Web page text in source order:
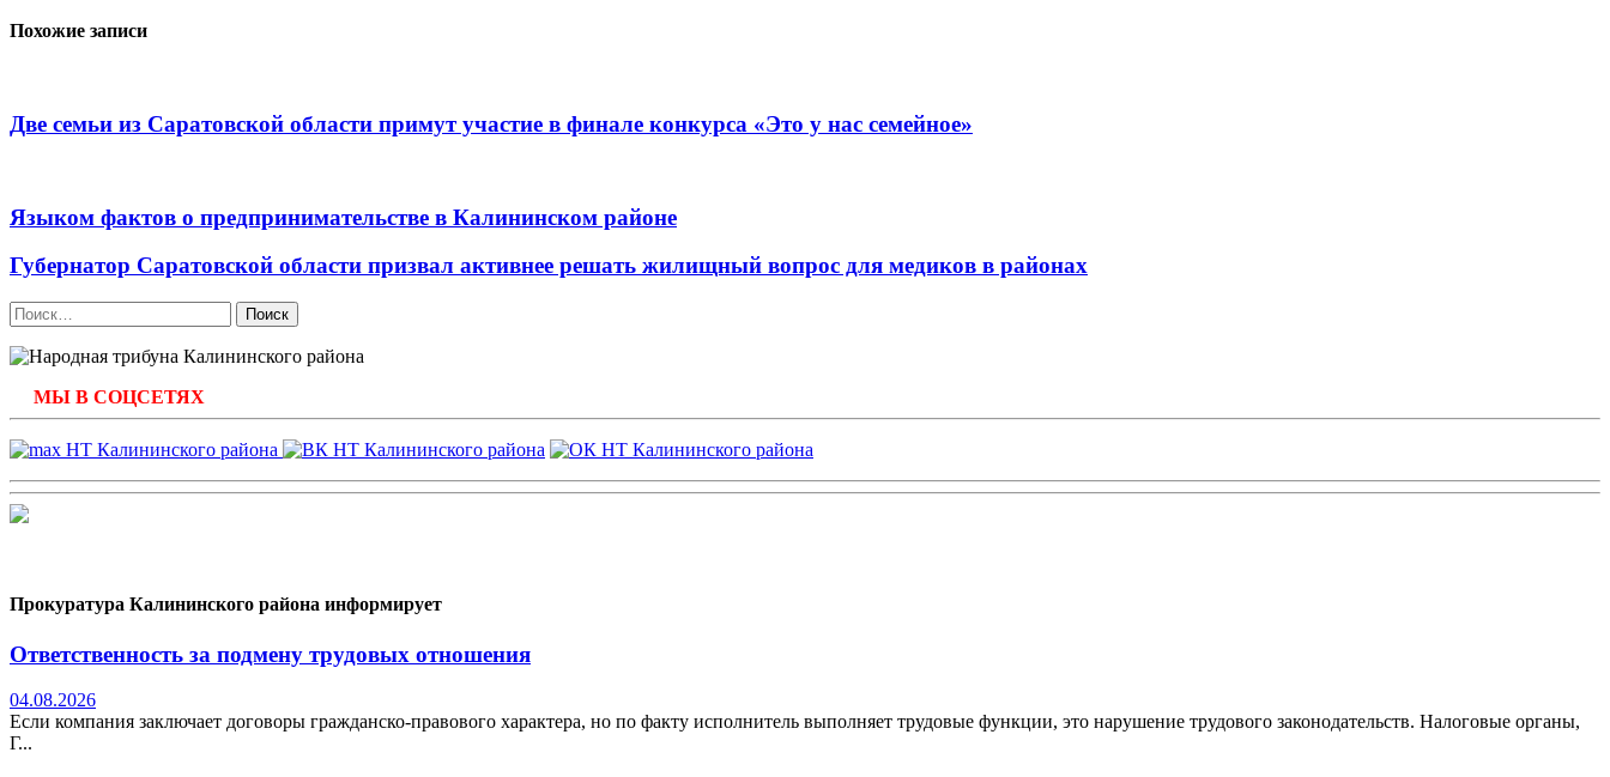
записям
Похожие записи
Две семьи из Саратовской области примут участие в финале конкурса «Это у нас семейное»
Языком фактов о предпринимательстве в Калининском районе
Губернатор Саратовской области призвал активнее решать жилищный вопрос для медиков в районах
Найти:
МЫ В СОЦСЕТЯХ
Прокуратура Калининского района информирует
Ответственность за подмену трудовых отношения
04.08.2026
Если компания заключает договоры гражданско-правового характера, но по факту исполнитель выполняет трудовые функции, это нарушение трудового законодательств. Налоговые органы,
Г...